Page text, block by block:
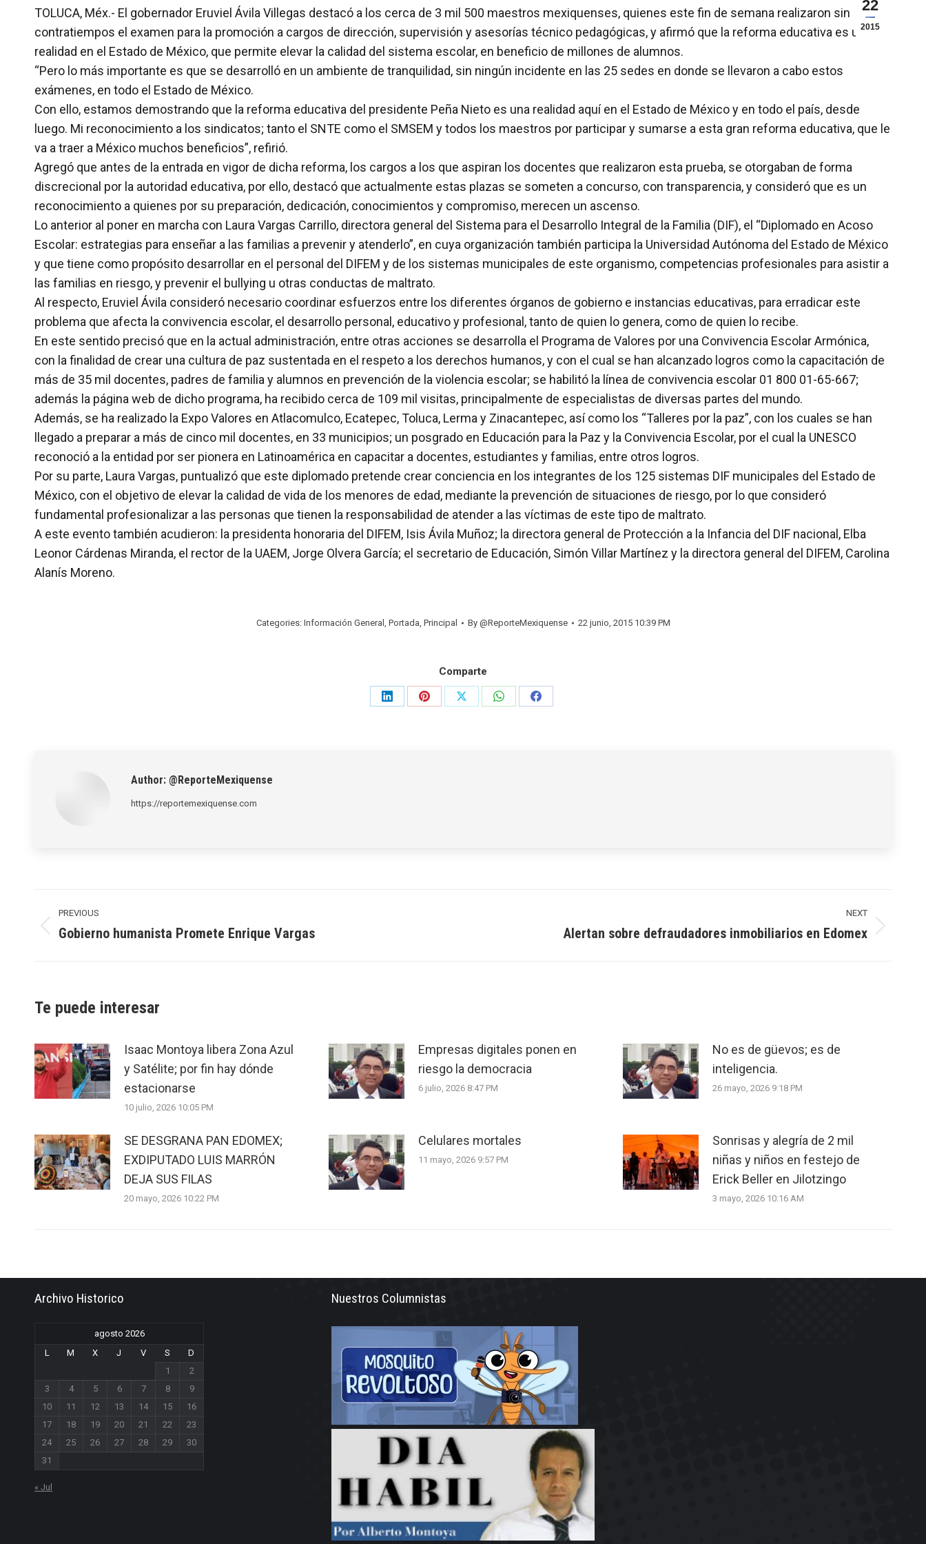
22
2015
TOLUCA, Méx.- El gobernador Eruviel Ávila Villegas destacó a los cerca de 3 mil 500 maestros mexiquenses, quienes este fin de semana realizaron sin
contratiempos el examen para la promoción a cargos de dirección, supervisión y asesorías técnico pedagógicas, y afirmó que la reforma educativa es una
realidad en el Estado de México, que permite elevar la calidad del sistema escolar, en beneficio de millones de alumnos.
“Pero lo más importante es que se desarrolló en un ambiente de tranquilidad, sin ningún incidente en las 25 sedes en donde se llevaron a cabo estos
exámenes, en todo el Estado de México.
Con ello, estamos demostrando que la reforma educativa del presidente Peña Nieto es una realidad aquí en el Estado de México y en todo el país, desde
luego. Mi reconocimiento a los sindicatos; tanto el SNTE como el SMSEM y todos los maestros por participar y sumarse a esta gran reforma educativa, que le
va a traer a México muchos beneficios”, refirió.
Agregó que antes de la entrada en vigor de dicha reforma, los cargos a los que aspiran los docentes que realizaron esta prueba, se otorgaban de forma
discrecional por la autoridad educativa, por ello, destacó que actualmente estas plazas se someten a concurso, con transparencia, y consideró que es un
reconocimiento a quienes por su preparación, dedicación, conocimientos y compromiso, merecen un ascenso.
Lo anterior al poner en marcha con Laura Vargas Carrillo, directora general del Sistema para el Desarrollo Integral de la Familia (DIF), el “Diplomado en Acoso
Escolar: estrategias para enseñar a las familias a prevenir y atenderlo”, en cuya organización también participa la Universidad Autónoma del Estado de México
y que tiene como propósito desarrollar en el personal del DIFEM y de los sistemas municipales de este organismo, competencias profesionales para asistir a
las familias en riesgo, y prevenir el bullying u otras conductas de maltrato.
Al respecto, Eruviel Ávila consideró necesario coordinar esfuerzos entre los diferentes órganos de gobierno e instancias educativas, para erradicar este
problema que afecta la convivencia escolar, el desarrollo personal, educativo y profesional, tanto de quien lo genera, como de quien lo recibe.
En este sentido precisó que en la actual administración, entre otras acciones se desarrolla el Programa de Valores por una Convivencia Escolar Armónica,
con la finalidad de crear una cultura de paz sustentada en el respeto a los derechos humanos, y con el cual se han alcanzado logros como la capacitación de
más de 35 mil docentes, padres de familia y alumnos en prevención de la violencia escolar; se habilitó la línea de convivencia escolar 01 800 01-65-667;
además la página web de dicho programa, ha recibido cerca de 109 mil visitas, principalmente de especialistas de diversas partes del mundo.
Además, se ha realizado la Expo Valores en Atlacomulco, Ecatepec, Toluca, Lerma y Zinacantepec, así como los “Talleres por la paz”, con los cuales se han
llegado a preparar a más de cinco mil docentes, en 33 municipios; un posgrado en Educación para la Paz y la Convivencia Escolar, por el cual la UNESCO
reconoció a la entidad por ser pionera en Latinoamérica en capacitar a docentes, estudiantes y familias, entre otros logros.
Por su parte, Laura Vargas, puntualizó que este diplomado pretende crear conciencia en los integrantes de los 125 sistemas DIF municipales del Estado de
México, con el objetivo de elevar la calidad de vida de los menores de edad, mediante la prevención de situaciones de riesgo, por lo que consideró
fundamental profesionalizar a las personas que tienen la responsabilidad de atender a las víctimas de este tipo de maltrato.
A este evento también acudieron: la presidenta honoraria del DIFEM, Isis Ávila Muñoz; la directora general de Protección a la Infancia del DIF nacional, Elba
Leonor Cárdenas Miranda, el rector de la UAEM, Jorge Olvera García; el secretario de Educación, Simón Villar Martínez y la directora general del DIFEM, Carolina
Alanís Moreno.
Categories: Información General , Portada, Principal By @ReporteMexiquense 22 junio, 2015 10:39 PM
Comparte
Share
Share
Share
Share
Share
Author: @ReporteMexiquense
https://reportemexiquense.com
navigation
PREVIOUS
Previous
Gobierno humanista Promete Enrique Vargas
NEXT
Alertan sobre defraudadores inmobiliarios en Edomex
Te puede interesar
Isaac Montoya libera Zona Azul
y Satélite; por fin hay dónde
estacionarse
10 julio, 2026 10:05 PM
Empresas digitales ponen en
riesgo la democracia
6 julio, 2026 8:47 PM
No es de güevos; es de
inteligencia.
26 mayo, 2026 9:18 PM
SE DESGRANA PAN EDOMEX;
EXDIPUTADO LUIS MARRÓN
DEJA SUS FILAS
20 mayo, 2026 10:22 PM
Celulares mortales
11 mayo, 2026 9:57 PM
Sonrisas y alegría de 2 mil
niñas y niños en festejo de
Erick Beller en Jilotzingo
3 mayo, 2026 10:16 AM
Archivo Historico
agosto 2026
L
M X J V S
D
1
2
3
4 5 6 7 8
9
10
11 12 13 14 15
16
17
18 19 20 21 22
23
24
25 26 27 28 29
30
31
« Jul
Nuestros Columnistas